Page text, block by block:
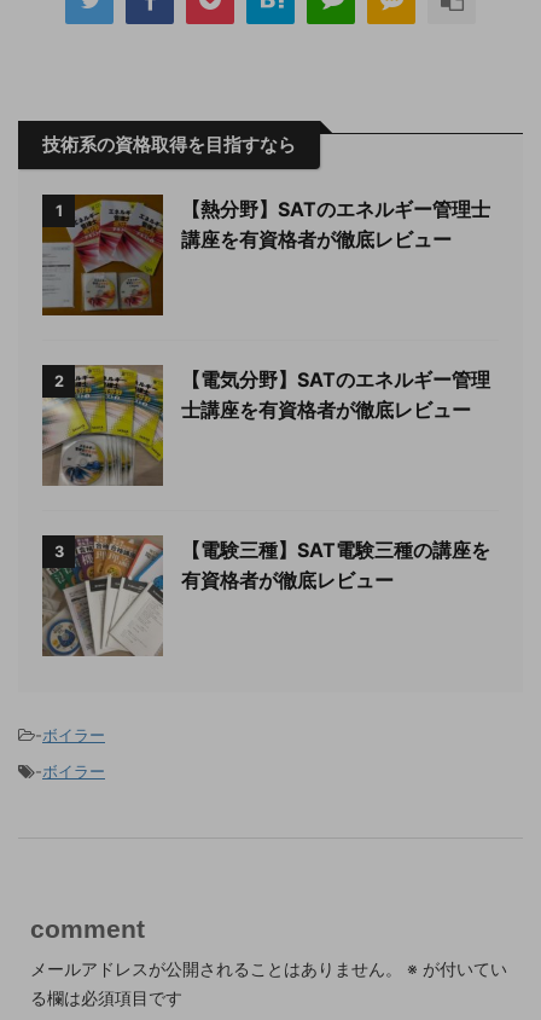
技術系の資格取得を目指すなら
1
【熱分野】SATのエネルギー管理士
講座を有資格者が徹底レビュー
2
【電気分野】SATのエネルギー管理
士講座を有資格者が徹底レビュー
3
【電験三種】SAT電験三種の講座を
有資格者が徹底レビュー
-ボイラー
-ボイラー
comment
メールアドレスが公開されることはありません。 ※ が付いてい
る欄は必須項目です